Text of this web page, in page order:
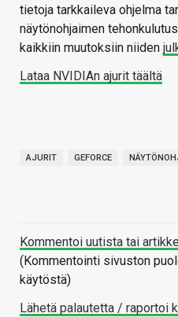
tietoja tarkkaileva ohjelma
näytönohjaimen
kaikkiin muutoksiin niiden
Lataa NVIDIAn ajurit täältä
AJURIT GEFORCE
Kommentoi uutista tai
(Kommentointi sivuston
käytöstä)
Lähetä palautetta / raportoi